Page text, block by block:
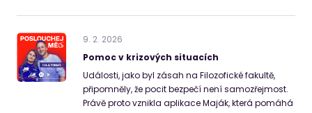
9. 2. 2026
Pomoc v krizových situacích
Události, jako byl zásah na Filozofické fakultě,
připomněly, že pocit bezpečí není samozřejmost.
Právě proto vznikla aplikace Maják, která pomáhá